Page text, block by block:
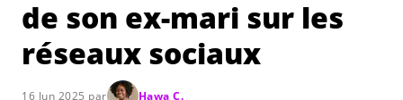
de son ex-mari sur les
réseaux sociaux
16 Jun 2025 par Hawa C.